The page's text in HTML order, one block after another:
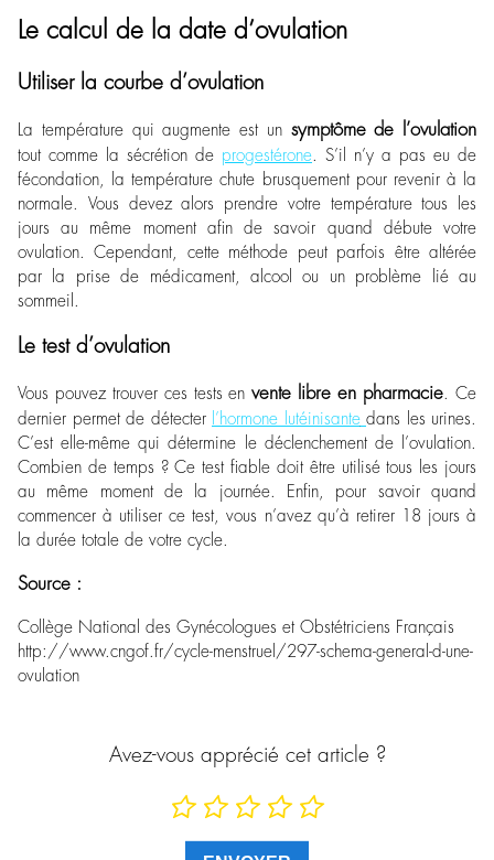
Le calcul de la date d’ovulation
Utiliser la courbe d’ovulation
La température qui augmente est unsymptôme de l’ovulation
tout comme la sécrétion de progestérone. S’il n’y a pas eu de
fécondation, la température chute brusquement pour revenir à la
normale. Vous devez alors prendre votre température tous les
jours au même moment afin de savoir quand débute votre
ovulation. Cependant, cette méthode peut parfois être altérée
par la prise de médicament, alcool ou un problème lié au
sommeil.
Le test d’ovulation
Vous pouvez trouver ces tests en vente libre en pharmacie. Ce
dernier permet de détecter l’hormone lutéinisante dans les urines.
C’est elle-même qui détermine le déclenchement de l’ovulation.
Combien de temps ? Ce test fiable doit être utilisé tous les jours
au même moment de la journée. Enfin, pour savoir quand
commencer à utiliser ce test, vous n’avez qu’à retirer 18 jours à
la durée totale de votre cycle.
Source :
Collège National des Gynécologues et Obstétriciens Français
http://www.cngof.fr/cycle-menstruel/297-schema-general-d-une-
ovulation
Avez-vous apprécié cet article ?